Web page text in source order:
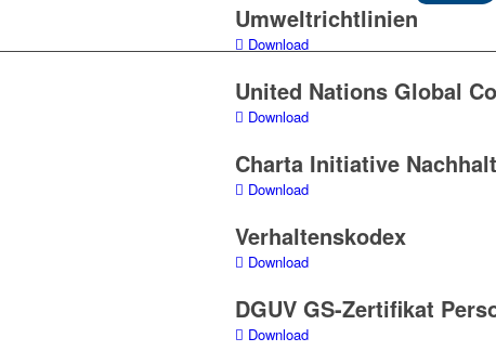
Umweltrichtlinien
Download
United Nations Global
Download
Charta Initiative
Download
Verhaltenskodex
Download
DGUV GS-Zertifikat
Download